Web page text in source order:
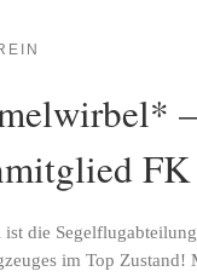
die
im Top Zustand!